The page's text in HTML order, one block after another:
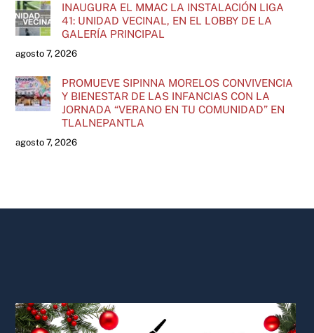
INAUGURA EL MMAC LA INSTALACIÓN LIGA
41: UNIDAD VECINAL, EN EL LOBBY DE LA
GALERÍA PRINCIPAL
agosto 7, 2026
PROMUEVE SIPINNA MORELOS CONVIVENCIA
Y BIENESTAR DE LAS INFANCIAS CON LA
JORNADA “VERANO EN TU COMUNIDAD” EN
TLALNEPANTLA
agosto 7, 2026
To